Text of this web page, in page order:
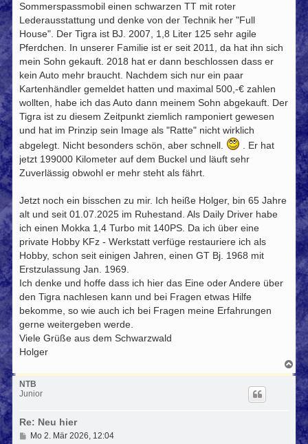
Sommerspassmobil einen schwarzen TT mit roter
Lederausstattung und denke von der Technik her "Full
House". Der Tigra ist BJ. 2007, 1,8 Liter 125 sehr agile
Pferdchen. In unserer Familie ist er seit 2011, da hat ihn sich
mein Sohn gekauft. 2018 hat er dann beschlossen dass er
kein Auto mehr braucht. Nachdem sich nur ein paar
Kartenhändler gemeldet hatten und maximal 500,-€ zahlen
wollten, habe ich das Auto dann meinem Sohn abgekauft. Der
Tigra ist zu diesem Zeitpunkt ziemlich ramponiert gewesen
und hat im Prinzip sein Image als "Ratte" nicht wirklich
abgelegt. Nicht besonders schön, aber schnell.
. Er hat
jetzt 199000 Kilometer auf dem Buckel und läuft sehr
Zuverlässig obwohl er mehr steht als fährt.
Jetzt noch ein bisschen zu mir. Ich heiße Holger, bin 65 Jahre
alt und seit 01.07.2025 im Ruhestand. Als Daily Driver habe
ich einen Mokka 1,4 Turbo mit 140PS. Da ich über eine
private Hobby KFz - Werkstatt verfüge restauriere ich als
Hobby, schon seit einigen Jahren, einen GT Bj. 1968 mit
Erstzulassung Jan. 1969.
Ich denke und hoffe dass ich hier das Eine oder Andere über
den Tigra nachlesen kann und bei Fragen etwas Hilfe
bekomme, so wie auch ich bei Fragen meine Erfahrungen
gerne weitergeben werde.
Viele Grüße aus dem Schwarzwald
Holger
N
a
c
h
o
e
n
NTB
Junior
Re: Neu hier
BMo 2. Mär 2026, 12:04